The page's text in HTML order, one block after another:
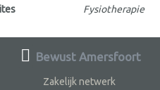
Fysiotherapie
Bewust Amersfoort
Zakelijk netwerk